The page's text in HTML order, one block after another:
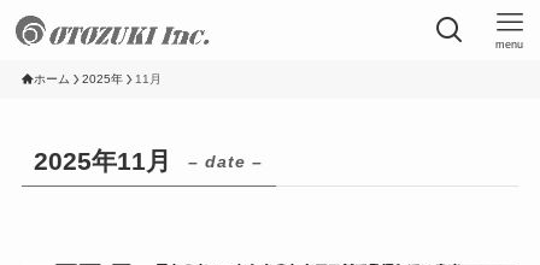
menu
ホーム 2025年 11月
2025年11月 – date –